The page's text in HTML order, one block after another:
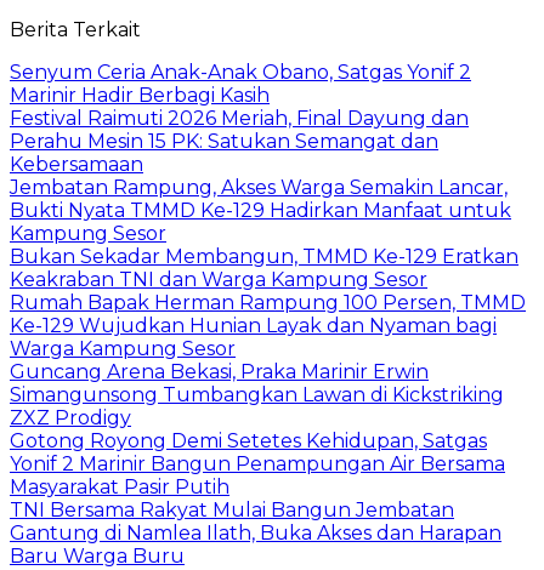
Berita Terkait
Senyum Ceria Anak-Anak Obano, Satgas Yonif 2
Marinir Hadir Berbagi Kasih
Festival Raimuti 2026 Meriah, Final Dayung dan
Perahu Mesin 15 PK: Satukan Semangat dan
Kebersamaan
Jembatan Rampung, Akses Warga Semakin Lancar,
Bukti Nyata TMMD Ke-129 Hadirkan Manfaat untuk
Kampung Sesor
Bukan Sekadar Membangun, TMMD Ke-129 Eratkan
Keakraban TNI dan Warga Kampung Sesor
Rumah Bapak Herman Rampung 100 Persen, TMMD
Ke-129 Wujudkan Hunian Layak dan Nyaman bagi
Warga Kampung Sesor
Guncang Arena Bekasi, Praka Marinir Erwin
Simangunsong Tumbangkan Lawan di Kickstriking
ZXZ Prodigy
Gotong Royong Demi Setetes Kehidupan, Satgas
Yonif 2 Marinir Bangun Penampungan Air Bersama
Masyarakat Pasir Putih
TNI Bersama Rakyat Mulai Bangun Jembatan
Gantung di Namlea Ilath, Buka Akses dan Harapan
Baru Warga Buru